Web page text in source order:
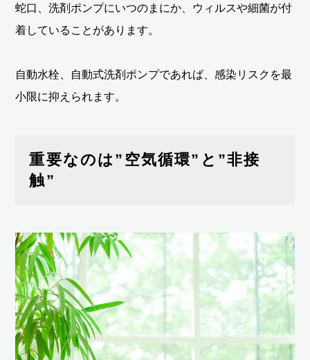
蛇口、洗剤ポンプにいつのまにか、ウィルスや細菌が付
着していることがあります。
自動水栓、自動式洗剤ポンプであれば、感染リスクを最
小限に抑えられます。
重要なのは”空気循環”と”非接
触”